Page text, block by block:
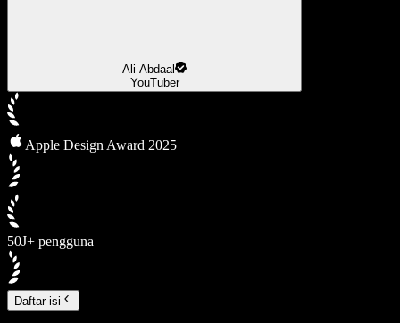
Ali Abdaal
YouTuber
Apple Design Award 2025
50J+ pengguna
Daftar isi